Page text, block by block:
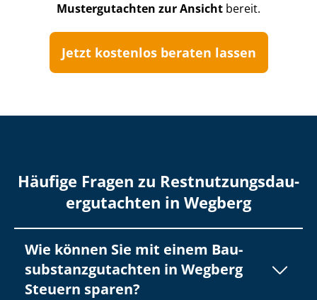
Mustergutachten zur Ansicht bereit.
Jetzt kostenlos beraten lassen
Häufige Fragen zu Rest­nut­zungs­dau­
er­gut­ach­ten in Wegberg
Wie können Sie mit einem Bau­
sub­stanz­gut­ach­ten in Wegberg
Steuern sparen?